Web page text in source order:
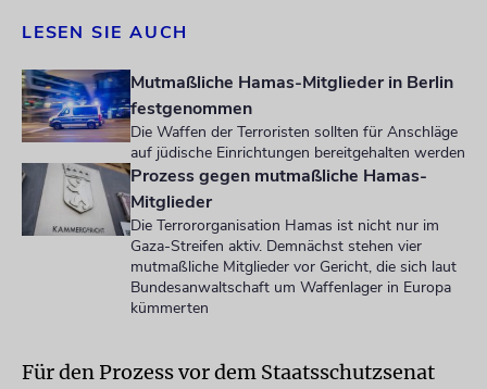
LESEN SIE AUCH
Mutmaßliche Hamas-Mitglieder in Berlin
festgenommen
Die Waffen der Terroristen sollten für Anschläge
auf jüdische Einrichtungen bereitgehalten werden
Prozess gegen mutmaßliche Hamas-
Mitglieder
Die Terrororganisation Hamas ist nicht nur im
Gaza-Streifen aktiv. Demnächst stehen vier
mutmaßliche Mitglieder vor Gericht, die sich laut
Bundesanwaltschaft um Waffenlager in Europa
kümmerten
Für den Prozess vor dem Staatsschutzsenat